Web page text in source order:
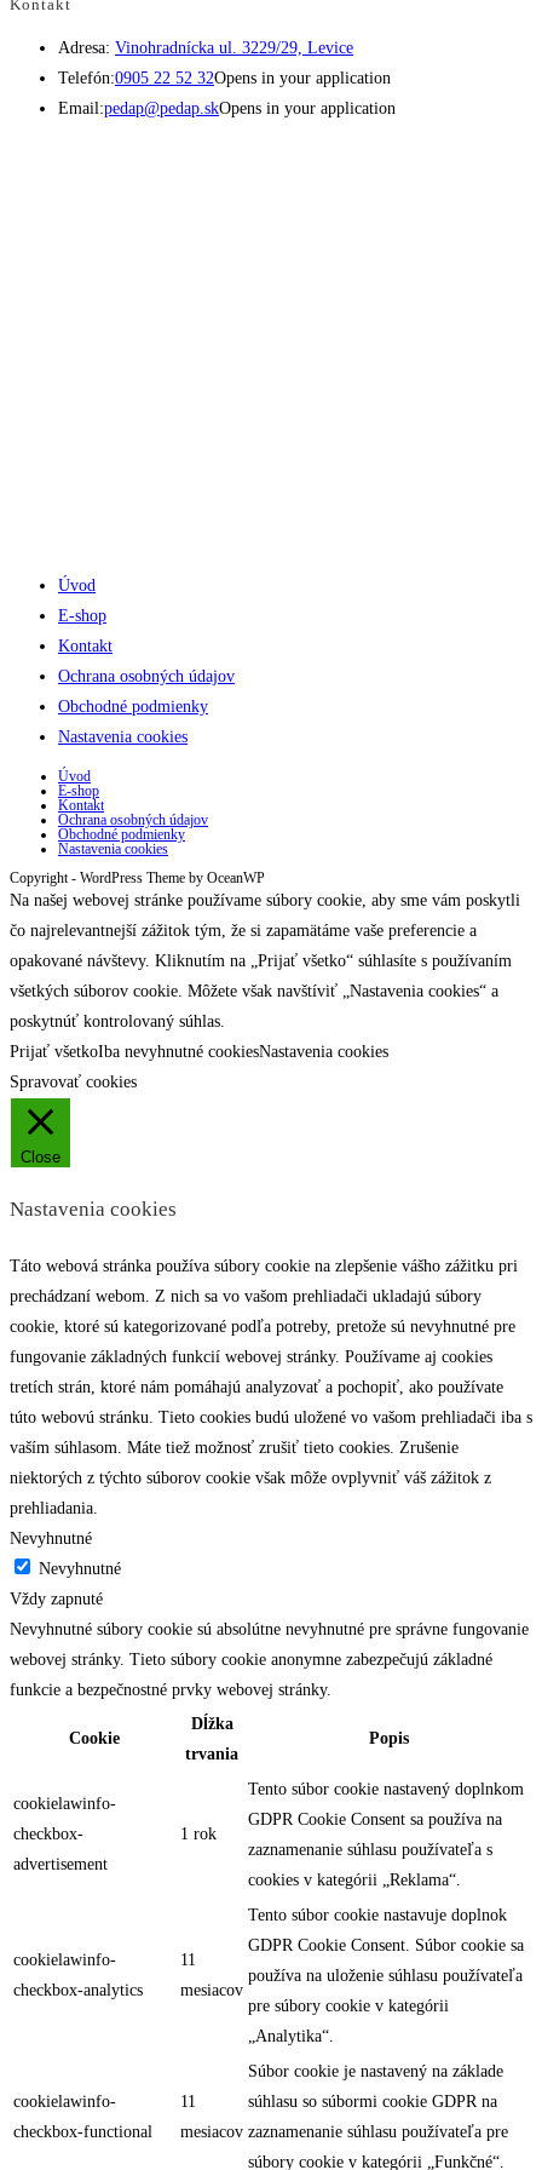
Kontakt
Adresa: Vinohradnícka ul. 3229/29, Levice
Telefón:0905 22 52 32Opens in your application
Email:pedap@pedap.skOpens in your application
Úvod
E-shop
Kontakt
Ochrana osobných údajov
Obchodné podmienky
Nastavenia cookies
Úvod
E-shop
Kontakt
Ochrana osobných údajov
Obchodné podmienky
Nastavenia cookies
Copyright - WordPress Theme by OceanWP
Na našej webovej stránke používame súbory cookie, aby sme vám poskytli
čo najrelevantnejší zážitok tým, že si zapamätáme vaše preferencie a
opakované návštevy. Kliknutím na „Prijať všetko“ súhlasíte s používaním
všetkých súborov cookie. Môžete však navštíviť „Nastavenia cookies“ a
poskytnúť kontrolovaný súhlas.
Prijať všetkoIba nevyhnutné cookiesNastavenia cookies
Spravovať cookies
Close
Nastavenia cookies
Táto webová stránka používa súbory cookie na zlepšenie vášho zážitku pri
prechádzaní webom. Z nich sa vo vašom prehliadači ukladajú súbory
cookie, ktoré sú kategorizované podľa potreby, pretože sú nevyhnutné pre
fungovanie základných funkcií webovej stránky. Používame aj cookies
tretích strán, ktoré nám pomáhajú analyzovať a pochopiť, ako používate
túto webovú stránku. Tieto cookies budú uložené vo vašom prehliadači iba s
vaším súhlasom. Máte tiež možnosť zrušiť tieto cookies. Zrušenie
niektorých z týchto súborov cookie však môže ovplyvniť váš zážitok z
prehliadania.
Nevyhnutné
Nevyhnutné
Vždy zapnuté
Nevyhnutné súbory cookie sú absolútne nevyhnutné pre správne fungovanie
webovej stránky. Tieto súbory cookie anonymne zabezpečujú základné
funkcie a bezpečnostné prvky webovej stránky.
Cookie
Dĺžka
trvania
Popis
cookielawinfo-
checkbox-
advertisement
1 rok
Tento súbor cookie nastavený doplnkom
GDPR Cookie Consent sa používa na
zaznamenanie súhlasu používateľa s
cookies v kategórii „Reklama“.
cookielawinfo-
checkbox-analytics
11
mesiacov
Tento súbor cookie nastavuje doplnok
GDPR Cookie Consent. Súbor cookie sa
používa na uloženie súhlasu používateľa
pre súbory cookie v kategórii
„Analytika“.
cookielawinfo-
checkbox-functional
11
mesiacov
Súbor cookie je nastavený na základe
súhlasu so súbormi cookie GDPR na
zaznamenanie súhlasu používateľa pre
súbory cookie v kategórii „Funkčné“.